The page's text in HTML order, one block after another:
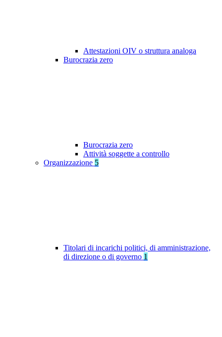
Attestazioni OIV o struttura analoga
Burocrazia zero
Burocrazia zero
Attività soggette a controllo
Organizzazione 5
Titolari di incarichi politici, di amministrazione,
di direzione o di governo 1